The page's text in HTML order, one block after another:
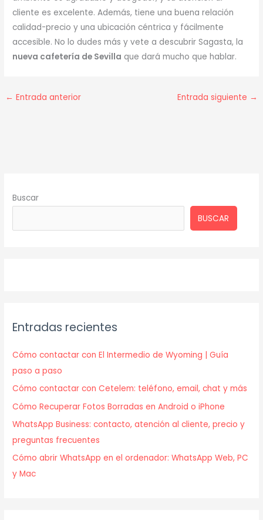
cliente es excelente. Además, tiene una buena relación
calidad-precio y una ubicación céntrica y fácilmente
accesible. No lo dudes más y vete a descubrir Sagasta, la
nueva cafetería de Sevilla que dará mucho que hablar.
← Entrada anterior Entrada siguiente →
Buscar
BUSCAR
Entradas recientes
Cómo contactar con El Intermedio de Wyoming | Guía
paso a paso
Cómo contactar con Cetelem: teléfono, email, chat y más
Cómo Recuperar Fotos Borradas en Android o iPhone
WhatsApp Business: contacto, atención al cliente, precio y
preguntas frecuentes
Cómo abrir WhatsApp en el ordenador: WhatsApp Web, PC
y Mac